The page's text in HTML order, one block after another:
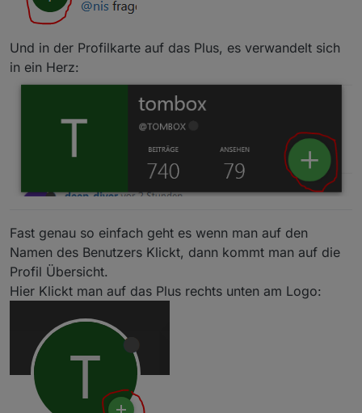
Und in der Profilkarte auf das Plus, es verwandelt sich
in ein Herz:
Fast genau so einfach geht es wenn man auf den
Namen des Benutzers Klickt, dann kommt man auf die
Profil Übersicht.
Hier Klickt man auf das Plus rechts unten am Logo: